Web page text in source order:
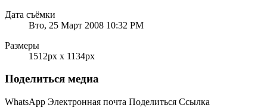
Дата съёмки
Вто, 25 Март 2008 10:32 PM
Размеры
1512px x 1134px
Поделиться медиа
WhatsApp Электронная почта Поделиться Ссылка